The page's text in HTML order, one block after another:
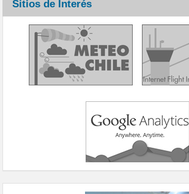
Sitios de Interés